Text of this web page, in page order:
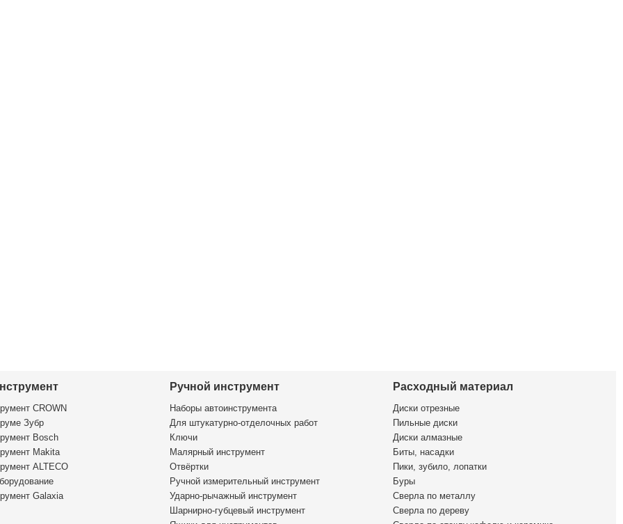
CROWN
Зубр
Bosch
Makita
ALTECO
Galaxia
Ручной инструмент
Наборы автоинструмента
Для штукатурно-отделочных работ
Ключи
Малярный инструмент
Отвёртки
Ручной измерительный инструмент
Ударно-рычажный инструмент
Шарнирно-губцевый инструмент
Расходный материал
Диски отрезные
Пильные диски
Диски алмазные
Биты, насадки
Пики, зубило, лопатки
Буры
Сверла по металлу
Сверла по дереву